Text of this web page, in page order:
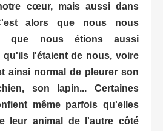
cœur, mais aussi dans
alors que nous nous
que nous étions aussi
qu'ils l'étaient de nous, voire
ainsi normal de pleurer son
son lapin... Certaines
même parfois qu'elles
leur animal de l'autre côté